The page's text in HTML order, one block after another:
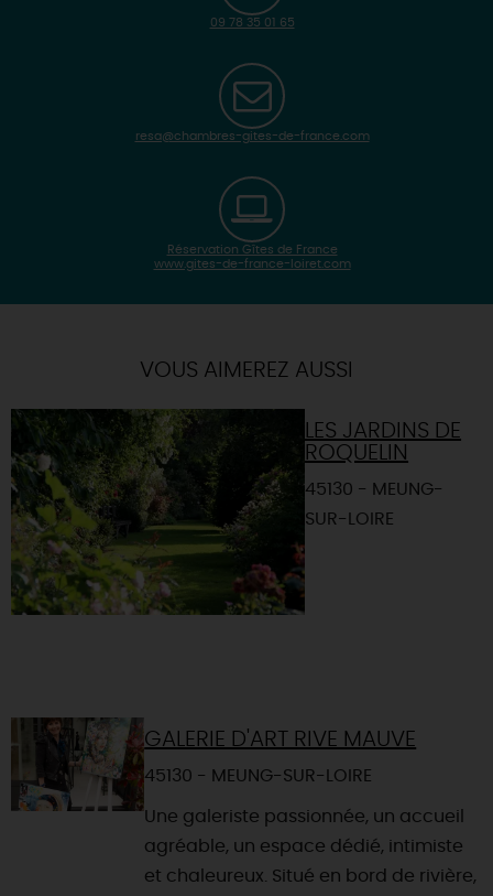
09 78 35 01 65
resa@chambres-gites-de-france.com
Réservation Gîtes de France
www.gites-de-france-loiret.com
VOUS AIMEREZ AUSSI
LES JARDINS DE
ROQUELIN
45130 - MEUNG-
SUR-LOIRE
GALERIE D'ART RIVE MAUVE
45130 - MEUNG-SUR-LOIRE
Une galeriste passionnée, un accueil
agréable, un espace dédié, intimiste
et chaleureux. Situé en bord de rivière,